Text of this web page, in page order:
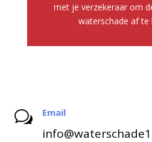
met je verzekeraar om
waterschade af te
w Email